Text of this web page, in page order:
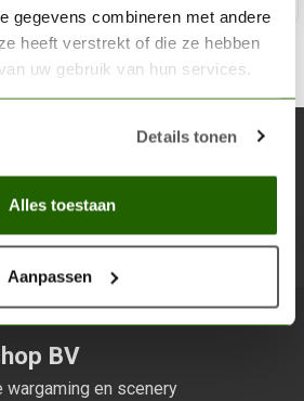
gegevens combineren met andere
heeft verstrekt of die ze hebben
uw gebruik van hun services.
Details tonen
Alles toestaan
Aanpassen
over onze laatste acties
BV
en scenery